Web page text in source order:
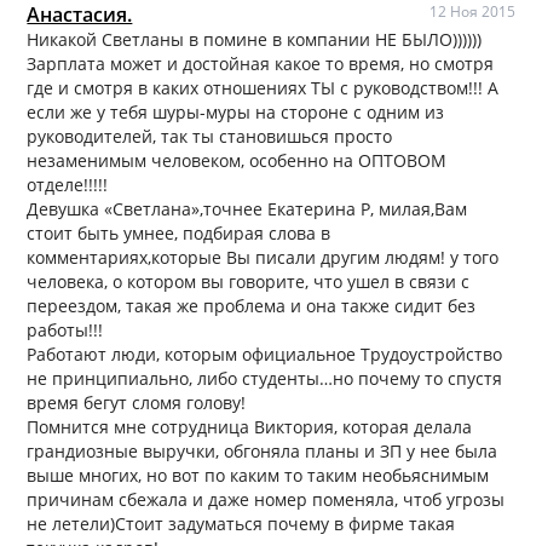
Анастасия. 12 Ноя 2015
Никакой Светланы в помине в компании НЕ БЫЛО))))))
Зарплата может и достойная какое то время, но смотря
где и смотря в каких отношениях ТЫ с руководством!!! А
если же у тебя шуры-муры на стороне с одним из
руководителей, так ты становишься просто
незаменимым человеком, особенно на ОПТОВОМ
отделе!!!!!
Девушка «Светлана»,точнее Екатерина Р, милая,Вам
стоит быть умнее, подбирая слова в
комментариях,которые Вы писали другим людям! у того
человека, о котором вы говорите, что ушел в связи с
переездом, такая же проблема и она также сидит без
работы!!!
Работают люди, которым официальное Трудоустройство
не принципиально, либо студенты…но почему то спустя
время бегут сломя голову!
Помнится мне сотрудница Виктория, которая делала
грандиозные выручки, обгоняла планы и ЗП у нее была
выше многих, но вот по каким то таким необьяснимым
причинам сбежала и даже номер поменяла, чтоб угрозы
не летели)Стоит задуматься почему в фирме такая